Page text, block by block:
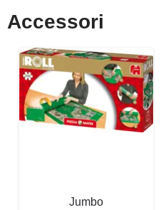
Accessori
Jumbo